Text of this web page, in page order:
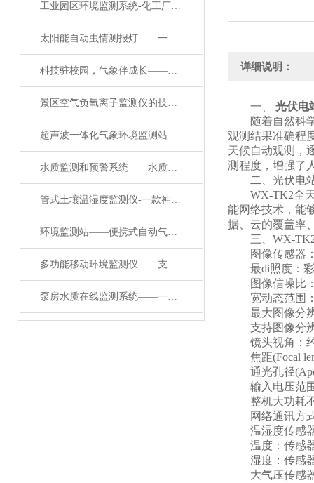
工业园区环境监测系统-化工厂防爆气象站生产厂家#2023已更新
太阳能自动虫情测报灯——一款把脉作物健康的物联网虫情监测灯2024已更新
科技驻校园，气象伴成长——校园自动小型气象站设备详解
景区空气负氧离子监测仪的技术参数@万象环境#大风预警
超声波一体化气象环境监测站：精准感知，赋能全域智慧监测#2026已更新
水质监测和预警系统——水质监测微站：助力水产养殖水质调控的智能工具
管式土壤温湿度监测仪-一款神采奕奕的全国土壤墒情监测系统#2023已更新
环境监测站——便携式自动气象观测仪，如何实现精准便携双突破？
多功能移动环境监测仪——支持无线传输免调试的田间微型气象站2024已更新
泵房水质在线监测系统——一款日益重要水质监测设备常规五参数2024实时更新
详细说明：
一、 光伏电
随着自然科学
观测结果准确程
天候自动观测，
测程度，增强了
二、光伏电站
WX-TK2全天
能网络技术，能
据、云的覆盖率
三、WX-TK2
图像传感器：1/
最di照度：
图像信噪比：
宽动态范围：
最大图像分辨
支持图像分辨
镜头视角：约
焦距(Focal
通光孔径
输入电压范围
整机大功耗不
网络通讯方
温湿度传感
温度：传感器
湿度：传感器
大气压传感器